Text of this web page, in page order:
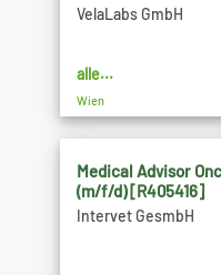
VelaLabs GmbH
alle...
Wien
Medical Advisor
(m/f/d) [R405416]
Intervet GesmbH